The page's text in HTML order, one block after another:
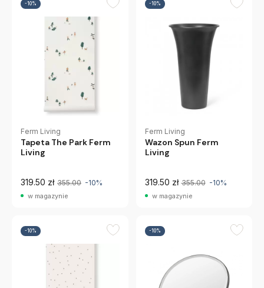
-10%
Ferm Living
Tapeta The Park Ferm
Living
319.50 zł 355.00 -10%
w magazynie
-10%
Ferm Living
Wazon Spun Ferm
Living
319.50 zł 355.00 -10%
w magazynie
-10% -10%